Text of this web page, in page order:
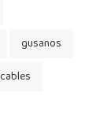
gusanos